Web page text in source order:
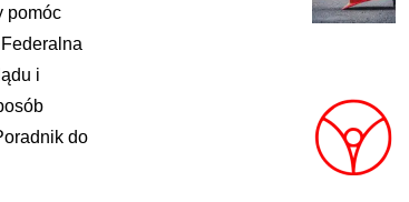
pomóc
i
do